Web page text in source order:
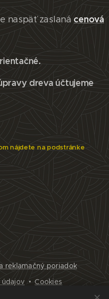
naspäť zaslaná cenová
dreva účtujeme
nájdete na podstránke
reklamačný poriadok
údajov
Cookies